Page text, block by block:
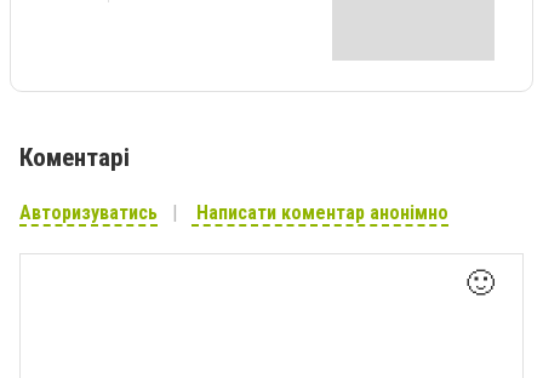
Коментарі
Авторизуватись Написати коментар анонімно
🙂